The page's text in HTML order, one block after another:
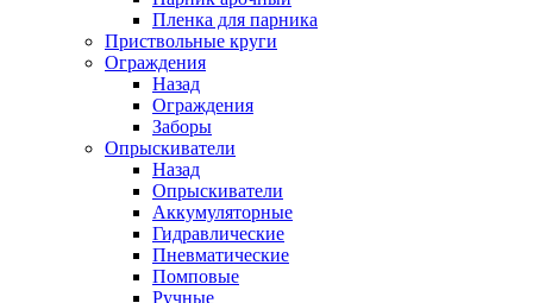
Пленка для парника
Приствольные круги
Ограждения
Назад
Ограждения
Заборы
Опрыскиватели
Назад
Опрыскиватели
Аккумуляторные
Гидравлические
Пневматические
Помповые
Ручные